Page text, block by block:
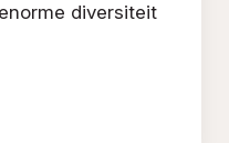
diversiteit